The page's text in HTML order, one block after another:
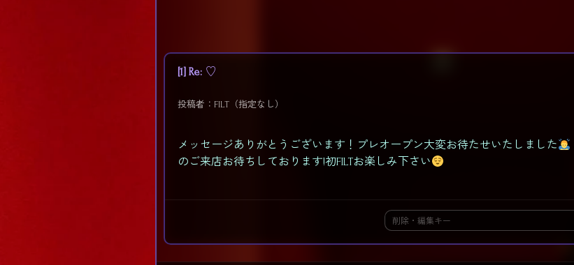
[1] Re: ♡
投稿者：FILT（指定なし）
メッセージありがとうございます！プレオープン大変お待たせいたしました
のご来店お待ちしております!初FILTお楽しみ下さい